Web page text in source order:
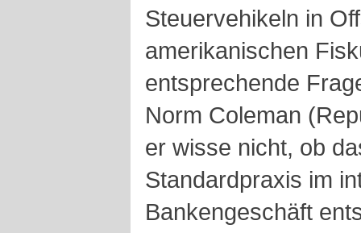
Steuervehikeln in
amerikanischen
entsprechende
Norm Coleman
er wisse nicht, ob
Standardpraxis im
Bankengeschäft